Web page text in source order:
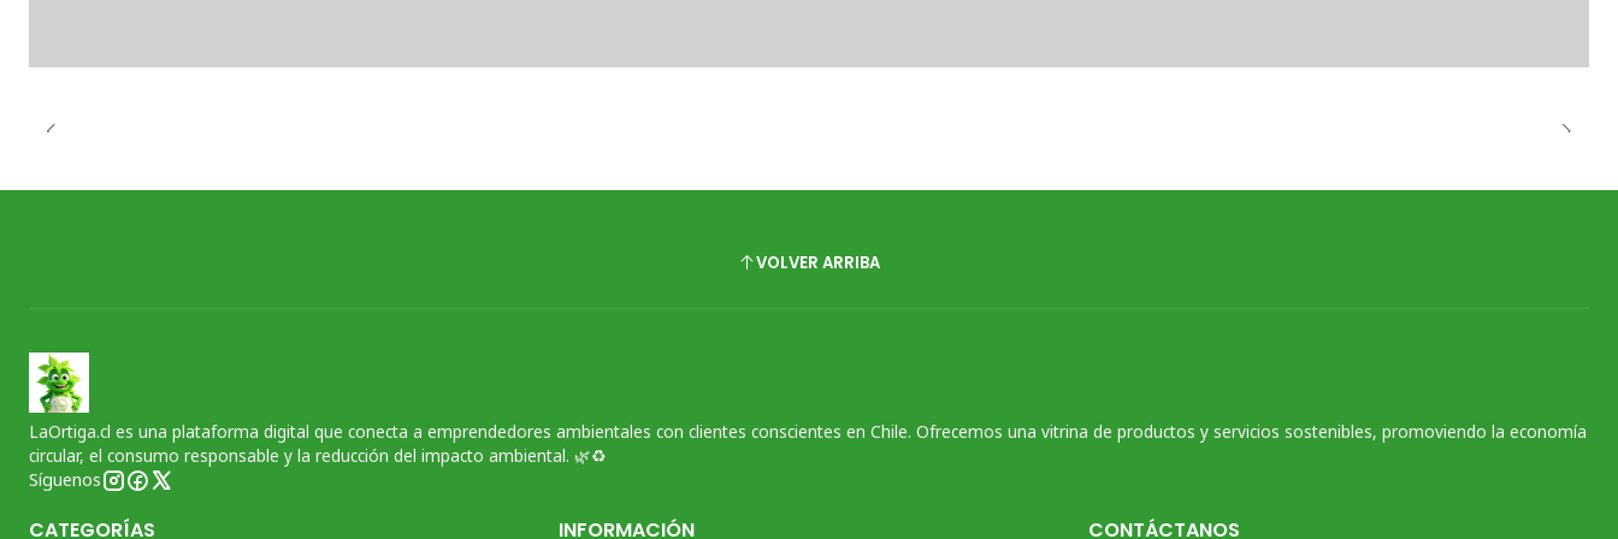
VOLVER ARRIBA
LaOrtiga.cl es una plataforma digital que conecta a emprendedores ambientales con clientes conscientes en Chile. Ofrecemos una vitrina de productos y servicios sostenibles, promoviendo la economía
circular, el consumo responsable y la reducción del impacto ambiental. 🌿♻️
Síguenos
CATEGORÍAS INFORMACIÓN CONTÁCTANOS